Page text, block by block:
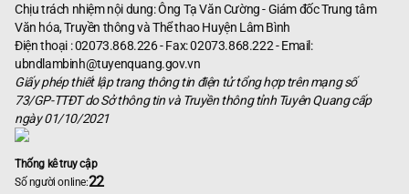
Chịu trách nhiệm nội dung: Ông Tạ Văn Cường - Giám đốc Trung tâm
Văn hóa, Truyền thông và Thể thao Huyện Lâm Bình
Điện thoại : 02073.868.226 - Fax: 02073.868.222 - Email:
ubndlambinh@tuyenquang.gov.vn
Giấy phép thiết lập trang thông tin điện tử tổng hợp trên mạng số
73/GP-TTĐT do Sở thông tin và Truyền thông tỉnh Tuyên Quang cấp
ngày 01/10/2021
Thống kê truy cập
Số người online:22